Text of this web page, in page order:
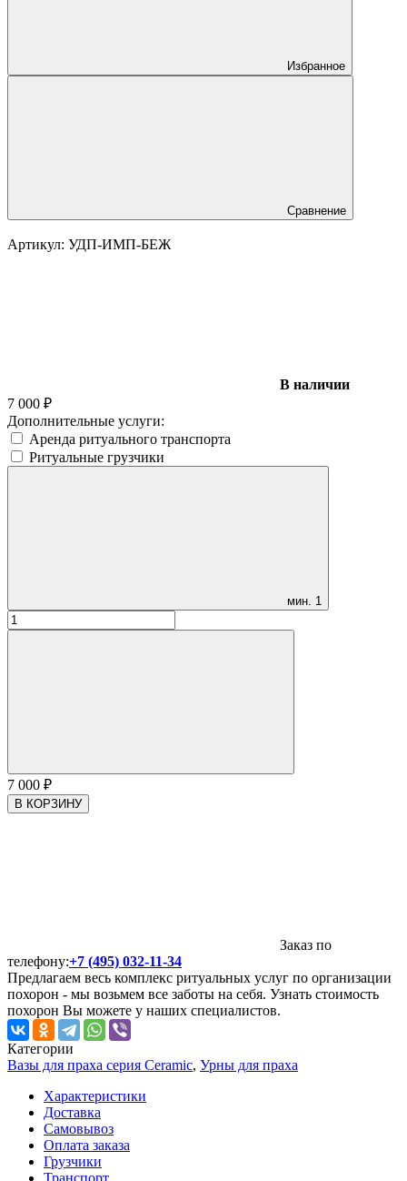
Избранное
Сравнение
Артикул: УДП-ИМП-БЕЖ
В наличии
7 000 ₽
Дополнительные услуги:
Аренда ритуального транспорта
Ритуальные грузчики
мин. 1
7 000 ₽
В КОРЗИНУ
Заказ по
телефону:+7 (495) 032-11-34
Предлагаем весь комплекс ритуальных услуг по организации
похорон - мы возьмем все заботы на себя. Узнать стоимость
похорон Вы можете у наших специалистов.
Категории
Вазы для праха серия Ceramic, Урны для праха
Характеристики
Доставка
Самовывоз
Оплата заказа
Грузчики
Транспорт